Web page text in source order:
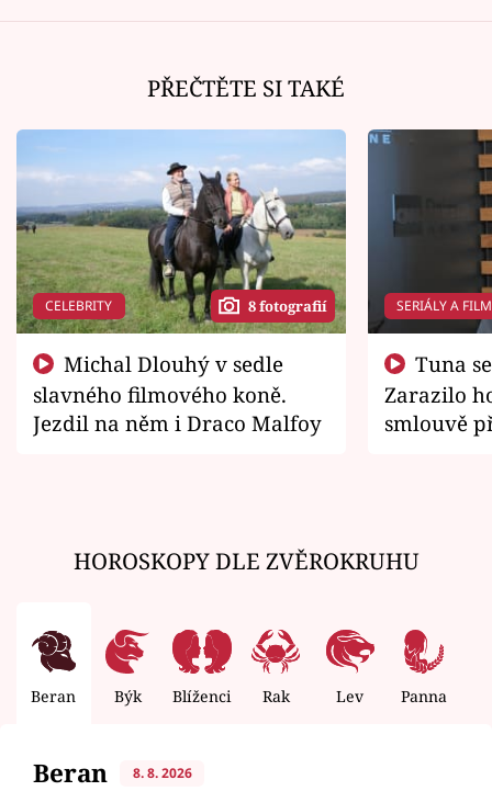
PŘEČTĚTE SI TAKÉ
CELEBRITY 8 fotografií
slavného filmového koně.
Jezdil na něm i Draco Malfoy
SERIÁLY A
Zarazilo
smlouvě
HOROSKOPY DLE ZVĚROKRUHU
Beran Býk Blíženci Rak Lev Panna
Beran 8. 8. 2026